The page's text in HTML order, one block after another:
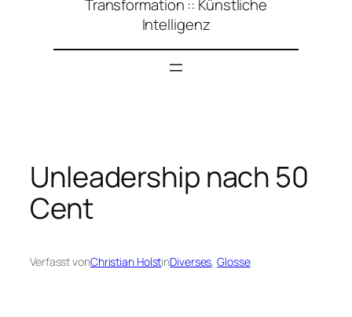
Transformation :: Künstliche
Intelligenz
Unleadership nach 50
Cent
Verfasst vonChristian HolstinDiverses, Glosse